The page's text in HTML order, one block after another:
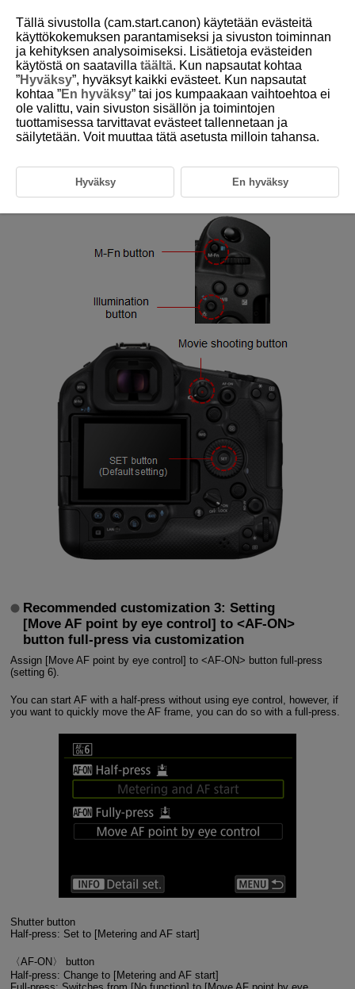
5-5-4 Recommended Settings for Eye Control
(Recommended Customization 2 and 3)
Recommended customization 2: Assigning
eye control on/off to the <M-Fn> button
By customizing buttons for shooting, you can assign eye control on/off
to various button. We recommend assigning this function to a button that
is in easy reach of your fingers while looking through the viewfinder.
Recommended customization 3: Setting
[Move AF point by eye control] to <AF-ON>
button full-press via customization
Assign [Move AF point by eye control] to <AF-ON> button full-press
(setting 6).
You can start AF with a half-press without using eye control, however, if
you want to quickly move the AF frame, you can do so with a full-press.
Shutter button
Half-press: Set to [Metering and AF start]
〈AF-ON〉 button
Half-press: Change to [Metering and AF start]
Tällä sivustolla (cam.start.canon) käytetään evästeitä
käyttökokemuksen parantamiseksi ja sivuston toiminnan
ja kehityksen analysoimiseksi. Lisätietoja evästeiden
käytöstä on saatavilla täältä. Kun napsautat kohtaa
”Hyväksy”, hyväksyt kaikki evästeet. Kun napsautat
kohtaa ”En hyväksy” tai jos kumpaakaan vaihtoehtoa ei
ole valittu, vain sivuston sisällön ja toimintojen
tuottamisessa tarvittavat evästeet tallennetaan ja
säilytetään. Voit muuttaa tätä asetusta milloin tahansa.
Hyväksy En hyväksy